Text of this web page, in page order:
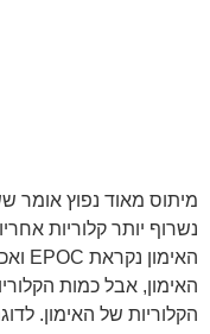
מיתוס מאוד נפוץ אומר
נשרוף יותר קלוריות